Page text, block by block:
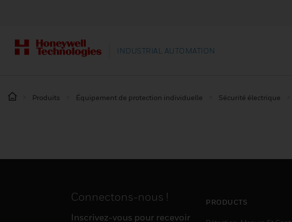
INDUSTRIAL AUTOMATION
Produits Équipement de protection individuelle Sécurité électrique
Connectons-nous !
Inscrivez-vous pour recevoir
PRODUCTS